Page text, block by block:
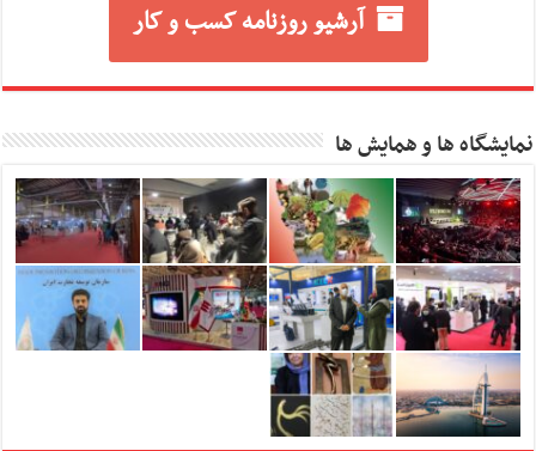
آرشیو روزنامه کسب و کار
نمایشگاه ها و همایش ها